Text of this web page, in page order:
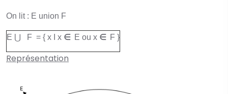
On lit : E union F
E ⋃ F = { x I x ∈ E ou x ∈ F }
Représentation